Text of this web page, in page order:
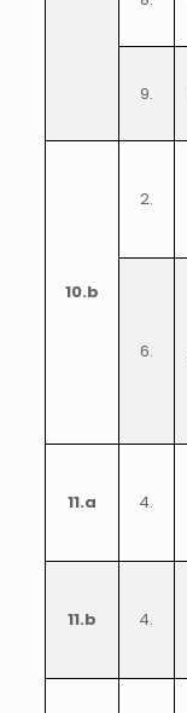
9.
10.b
2.
6.
11.a 4.
11.b 4.